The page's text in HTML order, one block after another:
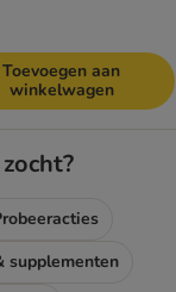
Toevoegen aan
winkelwagen
supplementen